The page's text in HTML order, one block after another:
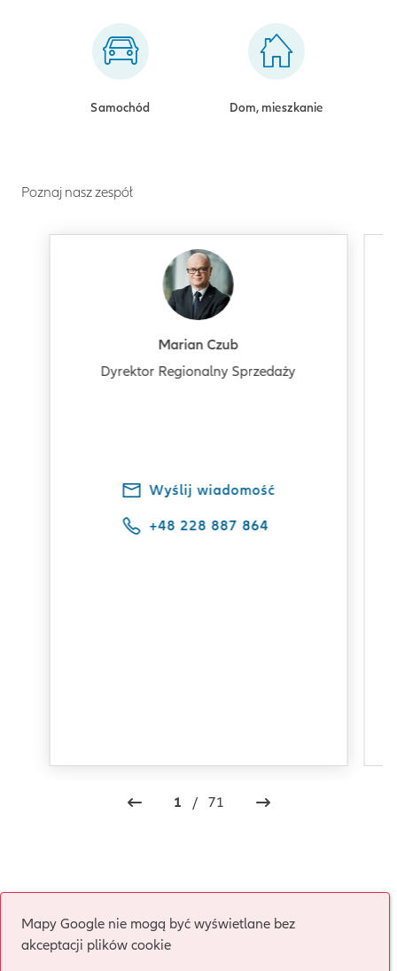
Samochód Dom, mieszkanie
Poznaj nasz zespół
Marian Czub
Dyrektor Regionalny Sprzedaży
Wyślij wiadomość
+48 228 887 864
1 / 71
Mapy Google nie mogą być wyświetlane bez
akceptacji plików cookie